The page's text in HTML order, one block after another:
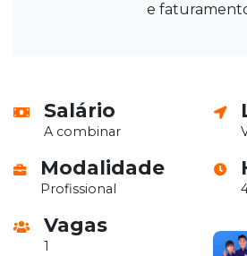
e
Salário
A combinar
Modalidade
Profissional
Vagas
1